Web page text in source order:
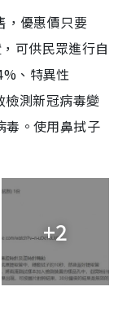
，優惠價只要
可供民眾進行自
、特異性
測新冠病毒變
。使用鼻拭子
+2